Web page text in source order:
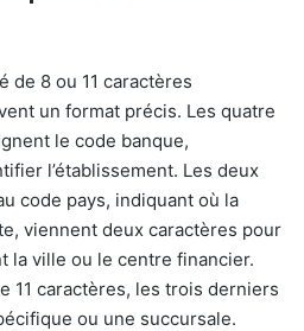
de 8 ou 11 caractères
un format précis. Les quatre
le code banque,
l’établissement. Les deux
code pays, indiquant où la
viennent deux caractères pour
la ville ou le centre financier.
11 caractères, les trois derniers
ou une succursale.